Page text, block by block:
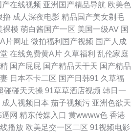
视频免费播放 一级日韩AV 日韩成人无码 欧
97人妻资源总 91大神双飞闺蜜人妻 69福利
碰成人观看 国产第92页 99中文字幕在线视频
袜足交 久久理论片 俺去也网 91福利入口 微
址 国产精品久久情 92福利天堂 91插逼视频
产在线视频 亚洲国产精品导航 欧美色
撸 成人深夜电影 精品国产美女剃毛
裸模 萌白酱国产一区 美国一级AV 国
片网址 微拍福利国产视频 国产人成
在线免费黄A片 久草福利 乱伦家庭
国产屁屁 国产精品天干天 国产精品
日本不卡二区 国产日韩91 久草福
碰碰天天操 91草草酒店视频 韩日一
成人视频日本 茄子视频污 亚洲色欲天
逼网 精东传媒入口 黄wwww色 香港
播放 欧美足交一区二区 91视频电影